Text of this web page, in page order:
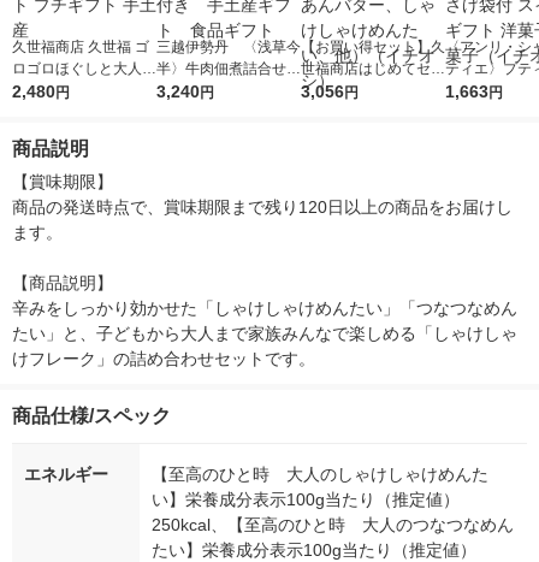
久世福商店 久世福 ゴ
ロゴロほぐしと大人の
しゃけしゃけめんたい
2,480円
三越伊勢丹 〈浅草今
半〉牛肉佃煮詰合せ
「あさくさ歳時記」
3,240円
【お買い得セット】久
世福商店はじめてセッ
ト 人気の6品（万能だ
3,056円
〈アンリ・シ
ティエ〉プテ
プティ Sボッ
1,663円
商品説明
【賞味期限】
商品の発送時点で、賞味期限まで残り120日以上の商品をお届けし
ます。
【商品説明】
辛みをしっかり効かせた「しゃけしゃけめんたい」「つなつなめん
たい」と、子どもから大人まで家族みんなで楽しめる「しゃけしゃ
けフレーク」の詰め合わせセットです。
商品仕様/スペック
エネルギー
【至高のひと時 大人のしゃけしゃけめんた
い】栄養成分表示100g当たり（推定値）
250kcal、【至高のひと時 大人のつなつなめん
たい】栄養成分表示100g当たり（推定値）